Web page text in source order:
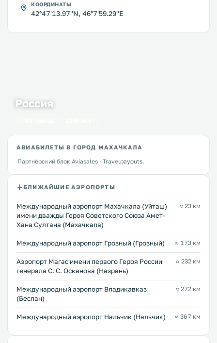
КООРДИНАТЫ
42°47'13.97''N, 46°7'59.29''E
Россия
АВИАБИЛЕТЫ В ГОРОД МАХАЧКАЛА
Партнёрский блок Aviasales · Travelpayouts.
БЛИЖАЙШИЕ АЭРОПОРТЫ
Международный аэропорт Махачкала (Уйташ)
имени дважды Героя Советского Союза Амет-
Хана Султана (Махачкала)
≈ 23 км
Международный аэропорт Грозный (Грозный) ≈ 173 км
Аэропорт Магас имени первого Героя России
генерала С. С. Осканова (Назрань)
≈ 232 км
Международный аэропорт Владикавказ
(Беслан)
≈ 272 км
Международный аэропорт Нальчик (Нальчик) ≈ 367 км